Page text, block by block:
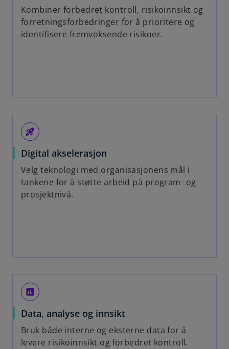
Kombiner forbedret kontroll, risikoinnsikt og
forretningsforbedringer for å prioritere og
identifisere fremvoksende risikoer.
rocket_launch
Digital akselerasjon
Velg teknologi med organisasjonens mål i
tankene for å støtte arbeid på program- og
prosjektnivå.
poll
Data, analyse og innsikt
Bruk både interne og eksterne data for å
levere risikoinnsikt og forbedret kontroll.